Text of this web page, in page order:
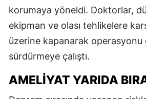
korumaya yöneldi. Doktorlar,
ekipman ve olası tehlikelere
üzerine kapanarak operasyonu
sürdürmeye çalıştı.
AMELİYAT YARIDA